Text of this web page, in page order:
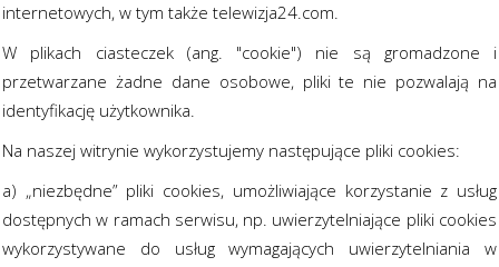
internetowych, w tym także telewizja24.com.
W plikach ciasteczek (ang. "cookie") nie są gromadzone i
przetwarzane żadne dane osobowe, pliki te nie pozwalają na
identyfikację użytkownika.
Na naszej witrynie wykorzystujemy następujące pliki cookies:
a) „niezbędne” pliki cookies, umożliwiające korzystanie z usług
dostępnych w ramach serwisu, np. uwierzytelniające pliki cookies
wykorzystywane do usług wymagających uwierzytelniania w